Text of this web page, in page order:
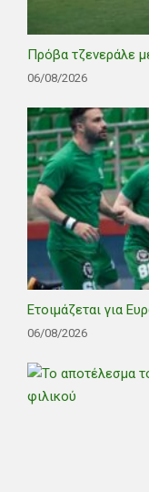
Πρόβα τζενεράλε
06/08/2026
Ετοιμάζεται για
06/08/2026